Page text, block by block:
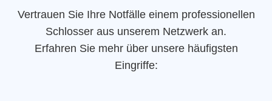
Vertrauen Sie Ihre Notfälle einem professionellen
Schlosser aus unserem Netzwerk an.
Erfahren Sie mehr über unsere häufigsten
Eingriffe: